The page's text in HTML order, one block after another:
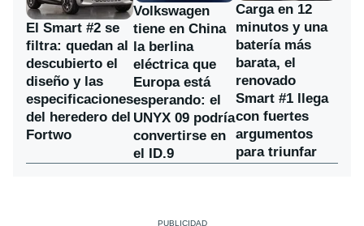
El Smart #2 se
filtra: quedan al
descubierto el
diseño y las
especificaciones
del heredero del
Fortwo
Volkswagen
tiene en China
la berlina
eléctrica que
Europa está
esperando: el
UNYX 09 podría
convertirse en
el ID.9
Carga en 12
minutos y una
batería más
barata, el
renovado
Smart #1 llega
con fuertes
argumentos
para triunfar